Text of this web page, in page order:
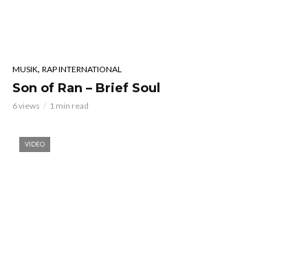
MUSIK, RAP INTERNATIONAL
Son of Ran – Brief Soul
6 views 1 min read
VIDEO